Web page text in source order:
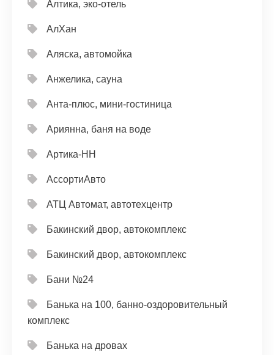
Алтика, эко-отель
АлХан
Аляска, автомойка
Анжелика, сауна
Анта-плюс, мини-гостиница
Ариянна, баня на воде
Артика-НН
АссортиАвто
АТЦ Автомат, автотехцентр
Бакинский двор, автокомплекс
Бакинский двор, автокомплекс
Бани №24
Банька на 100, банно-оздоровительный
комплекс
Банька на дровах